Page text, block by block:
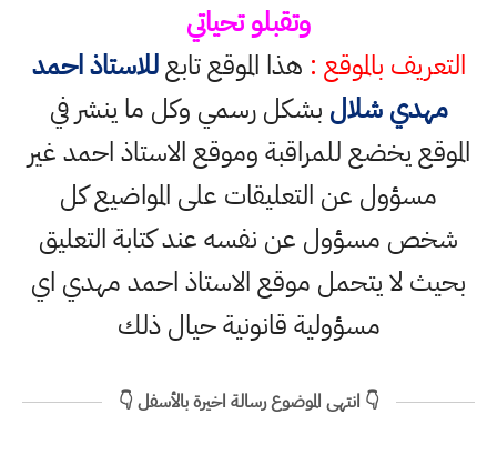
وتقبلو تحياتي
التعريف بالموقع : هذا الموقع تابعللاستاذ احمد
مهدي شلال بشكل رسمي وكل ما ينشر في
الموقع يخضع للمراقبة وموقع الاستاذ احمد غير
مسؤول عن التعليقات على المواضيع كل
شخص مسؤول عن نفسه عند كتابة التعليق
بحيث لا يتحمل موقع الاستاذ احمد مهدي اي
مسؤولية قانونية حيال ذلك
👇 انتهى الموضوع رسالة اخيرة بالأسفل 👇